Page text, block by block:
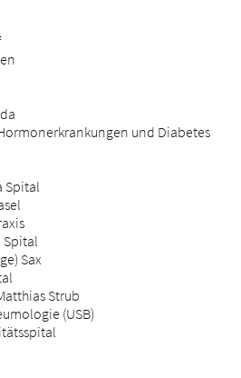
und Diabetes
Spital
Spital
Sax
Strub
(USB)